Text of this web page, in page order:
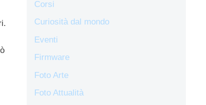
Corsi
Curiosità dal mondo
Eventi
Firmware
Foto Arte
Foto Attualità